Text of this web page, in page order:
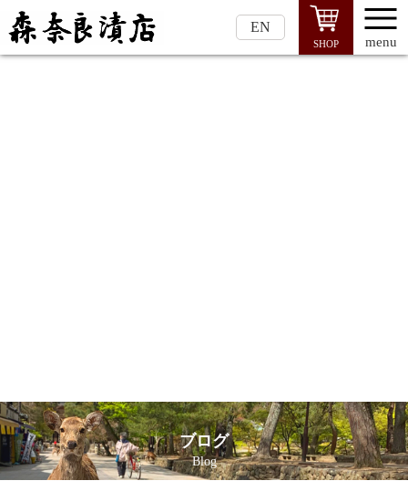
EN
SHOP menu
ブログ
Blog